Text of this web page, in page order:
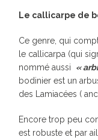
Le callicarpe de
Ce genre, qui
le callicarpa (qui
nommé aussi «
bodinier est un
des Lamiacées (
Encore trop peu
est robuste et par